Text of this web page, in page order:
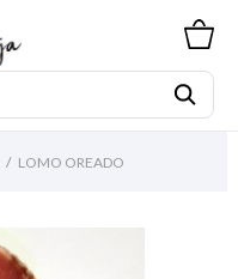
LOMO OREADO